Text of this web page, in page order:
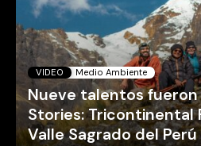
VIDEO Medio Ambiente
Nueve talentos
Stories: Tricontinental
Valle Sagrado del